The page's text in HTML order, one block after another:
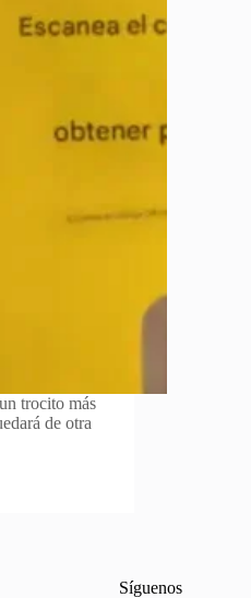
trocito más
de otra
Síguenos